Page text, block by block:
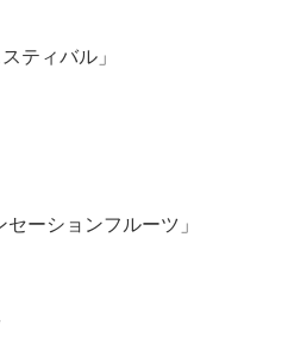
ティバル」
ーションフルーツ」